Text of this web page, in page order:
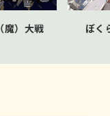
魔）大戦 ぼく